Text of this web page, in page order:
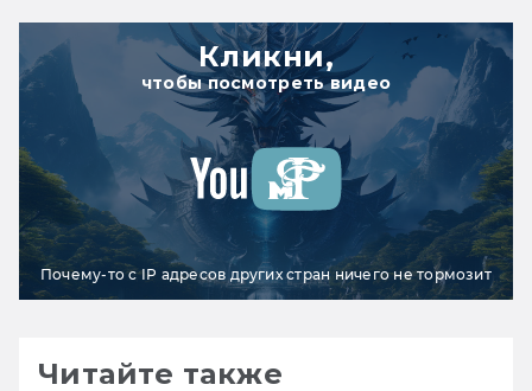
Кликни,
чтобы посмотреть видео
Почему-то с IP адресов других стран ничего не тормозит
Читайте также